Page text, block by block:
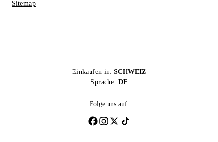
Sitemap
Einkaufen in: SCHWEIZ
Sprache: DE
Folge uns auf: